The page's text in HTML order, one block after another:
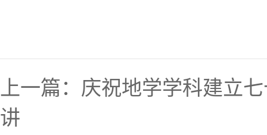
上一篇： 庆祝地学学科建立
讲